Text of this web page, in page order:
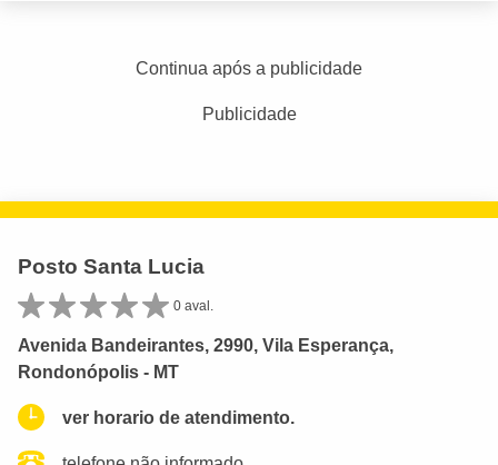
Continua após a publicidade
Publicidade
Posto Santa Lucia
0 aval.
Avenida Bandeirantes, 2990, Vila Esperança,
Rondonópolis - MT
ver horario de atendimento.